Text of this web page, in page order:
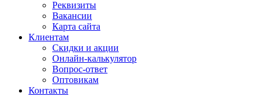
Реквизиты
Вакансии
Карта сайта
Клиентам
Скидки и акции
Онлайн-калькулятор
Вопрос-ответ
Оптовикам
Контакты